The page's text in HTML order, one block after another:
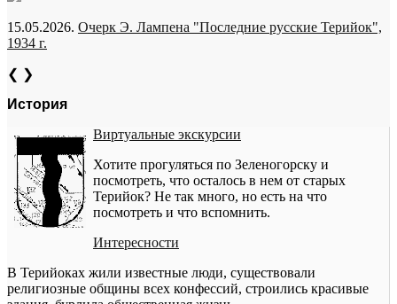
15.05.2026. Очерк Э. Лампена "Последние русские Терийок",
1934 г.
❮ ❯
История
Виртуальные экскурсии
Хотите прогуляться по Зеленогорску и
посмотреть, что осталось в нем от старых
Терийок? Не так много, но есть на что
посмотреть и что вспомнить.
Интересности
В Терийоках жили известные люди, существовали
религиозные общины всех конфессий, строились красивые